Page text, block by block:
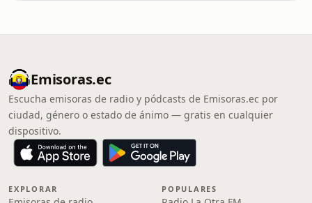
Emisoras.ec
Escucha emisoras de radio y pódcasts de Emisoras.ec por
ciudad, género o estado de ánimo — gratis en cualquier
dispositivo.
EXPLORAR POPULARES